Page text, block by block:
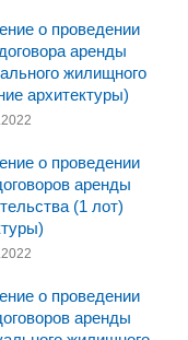
о проведении
аренды
жилищного
архитектуры)
о проведении
аренды
(1 лот)
о проведении
аренды